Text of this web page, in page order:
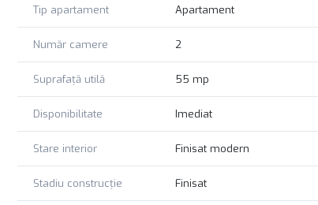
Tip apartament Apartament
Număr camere 2
Suprafață utilă 55 mp
Disponibilitate Imediat
Stare interior Finisat modern
Stadiu construcție Finisat